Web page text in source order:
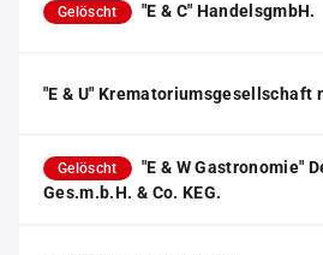
Gelöscht "E & C" HandelsgmbH.
"E & U" Krematoriumsgesellschaft
Gelöscht
"E & W Gastronomie"
Ges.m.b.H. & Co. KEG.